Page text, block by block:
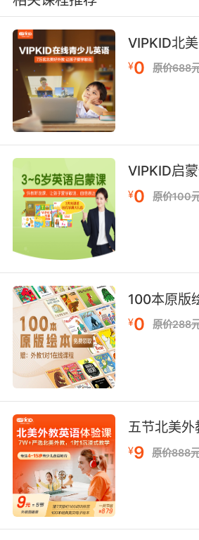
内容简介
《温妮的魔法棒》女巫温妮
在用洗衣机洗晚礼服的时候，
起洗了。现在，魔法棒失灵了
任何魔力了。
她将做些什么呢？如何表演他
魔法大会上将会怎样表演？或
她吗？或许……
行，可是最近温妮和威尔伯
塞。
温妮用了一些魔法，她想寻找
法，也许她更应该从自己这儿
《温妮与午夜小飞龙》本书
龙》是“女巫温妮”系列丛书（
女巫温妮与小猫威尔伯正在酣
分惊现的小飞龙却搅扰了他们
冒浓烟，喜好玩闹，温妮的
险。女巫温妮到底该怎么办，
妈妈，让自己和威尔伯静享安
故事寓教于乐，不仅使小读者
VIPKID北
¥0 原价688
VIPKID启
¥0 原价100
100本原版
¥0 原价288
五节北美外
¥9 原价888